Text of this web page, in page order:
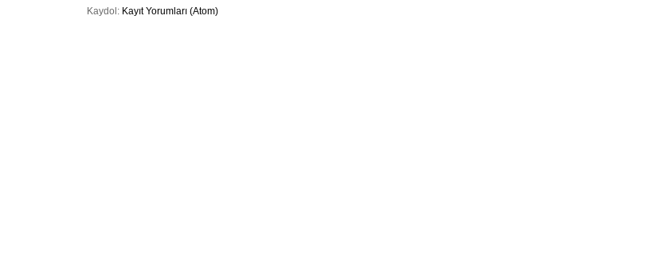
Kaydol: Kayıt Yorumları (Atom)